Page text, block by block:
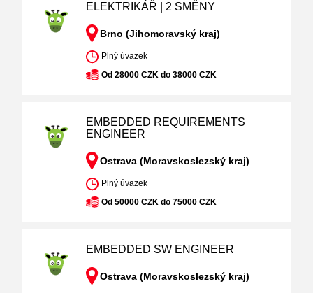
ELEKTRIKÁŘ | 2 SMĚNY
Brno (Jihomoravský kraj)
Plný úvazek
Od 28000 CZK do 38000 CZK
EMBEDDED REQUIREMENTS
ENGINEER
Ostrava (Moravskoslezský kraj)
Plný úvazek
Od 50000 CZK do 75000 CZK
EMBEDDED SW ENGINEER
Ostrava (Moravskoslezský kraj)